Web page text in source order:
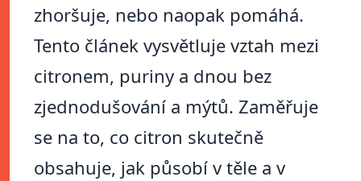
zhoršuje, nebo naopak pomáhá.
Tento článek vysvětluje vztah mezi
citronem, puriny a dnou bez
zjednodušování a mýtů. Zaměřuje
se na to, co citron skutečně
obsahuje, jak působí v těle a v